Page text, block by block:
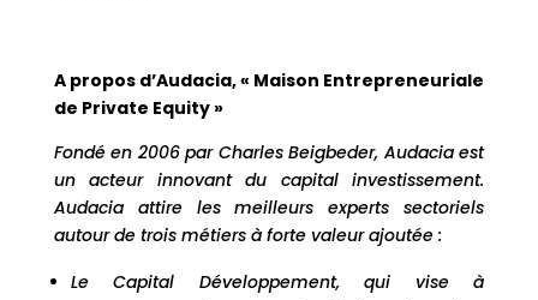
A propos d’Audacia, « Maison Entrepreneuriale
de Private Equity »
Fondé en 2006 par Charles Beigbeder, Audacia est
un acteur innovant du capital investissement.
Audacia attire les meilleurs experts sectoriels
autour de trois métiers à forte valeur ajoutée :
Le Capital Développement, qui vise à